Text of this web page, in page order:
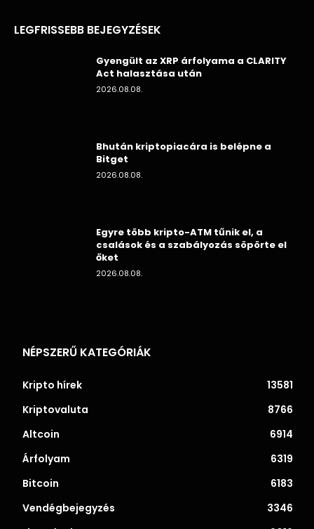
LEGFRISSEBB BEJEGYZÉSEK
Gyengült az XRP árfolyama a CLARITY
Act halasztása után
2026.08.08.
Bhután kriptopiacára is belépne a
Bitget
2026.08.08.
Egyre több kripto-ATM tűnik el, a
csalások és a szabályozás söpörte el
őket
2026.08.08.
NÉPSZERŰ KATEGÓRIÁK
Kripto hírek
13581
Kriptovaluta
8766
Altcoin
6914
Árfolyam
6319
Bitcoin
6183
Vendégbejegyzés
3346